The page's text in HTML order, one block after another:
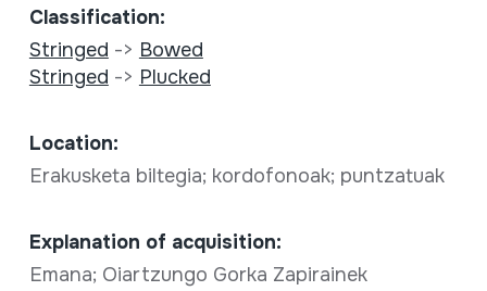
Classification:
Stringed -> Bowed
Stringed -> Plucked
Location:
Erakusketa biltegia; kordofonoak; puntzatuak
Explanation of acquisition:
Emana; Oiartzungo Gorka Zapirainek